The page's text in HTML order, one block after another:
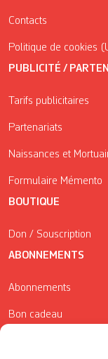
Contacts
Politique de cookies
PUBLICITÉ /
Tarifs publicitaires
Partenariats
Naissances et
Formulaire Mémento
BOUTIQUE
Don / Souscription
ABONNEMENTS
Abonnements
Bon cadeau
Conditions générales